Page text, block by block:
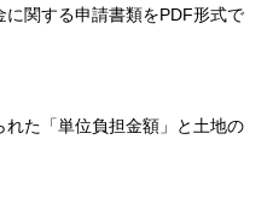
関する申請書類をPDF形式で
た「単位負担金額」と土地の